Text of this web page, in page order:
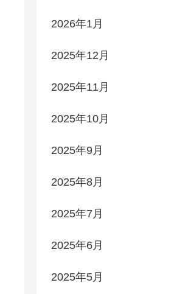
2026年1月
2025年12月
2025年11月
2025年10月
2025年9月
2025年8月
2025年7月
2025年6月
2025年5月